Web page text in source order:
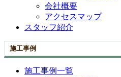
会社概要
アクセスマップ
スタッフ紹介
施工事例
施工事例一覧